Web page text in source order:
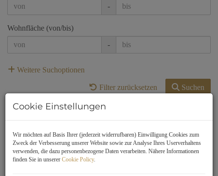
-
Wohnfläche (von/bis)
-
Weitere Suchoptionen
Filter zurücksetzen Suchen
1 2 3 4 5
Standardsortierung ×
Cookie Einstellungen
Wir möchten auf Basis Ihrer (jederzeit widerrufbaren) Einwilligung Cookies zum
Zweck der Verbesserung unserer Website sowie zur Analyse Ihres Userverhaltens
verwenden, die dazu personenbezogene Daten verarbeiten. Nähere Informationen
finden Sie in unserer Cookie Policy.